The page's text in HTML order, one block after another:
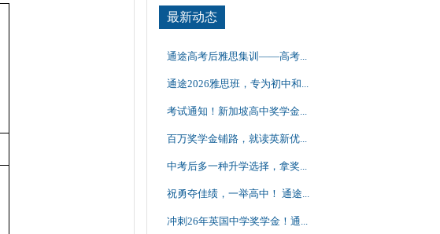
最新动态
通途高考后雅思集训——高考...
通途2026雅思班，专为初中和...
考试通知！新加坡高中奖学金...
百万奖学金铺路，就读英新优...
中考后多一种升学选择，拿奖...
祝勇夺佳绩，一举高中！ 通途...
冲刺26年英国中学奖学金！通...